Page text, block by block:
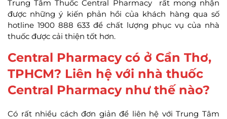
Trung Tâm Thuốc Central Pharmacy rất mong nhận
được những ý kiến phản hồi của khách hàng qua số
hotline 1900 888 633 để chất lượng phục vụ của nhà
thuốc được cải thiện tốt hơn.
Central Pharmacy có ở Cần Thơ,
TPHCM? Liên hệ với nhà thuốc
Central Pharmacy như thế nào?
Có rất nhiều cách đơn giản để liên hệ với Trung Tâm